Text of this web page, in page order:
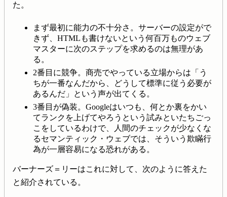
た。
まず最初に能力の不十分さ。サーバーの設定がで
きず、HTMLも書けないという何百万ものウェブ
マスターに次のステップを求めるのは無理があ
る。
2番目に競争。商売でやっている立場からは「う
ちが一番なんだから、どうして標準に従う必要が
あるんだ」という声が出てくる。
3番目が偽装。Googleはいつも、何とか裏をかい
てランクを上げてやろうという試みといたちごっ
こをしているわけで、人間のチェックが少なくな
るセマンティック・ウェブでは、そういう欺瞞行
為が一層容易になる恐れがある。
バーナーズ＝リーはこれに対して、次のように答えた
と紹介されている。